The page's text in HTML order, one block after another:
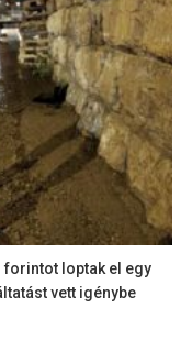
loptak el egy
vett igénybe